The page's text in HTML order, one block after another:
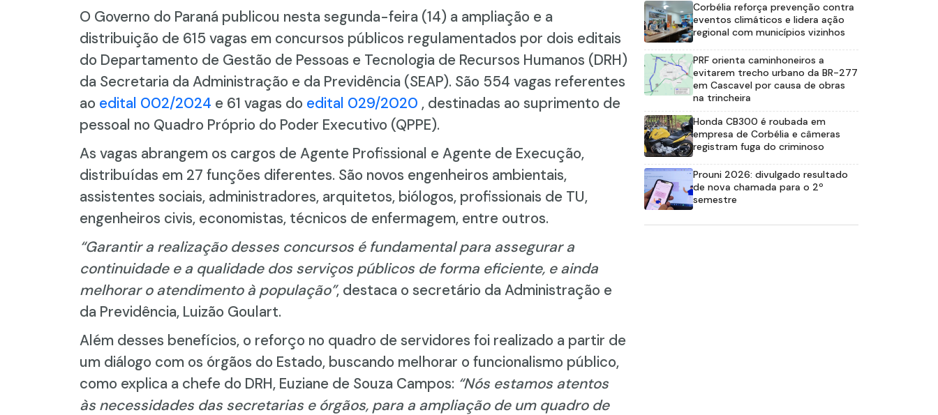
O Governo do Paraná publicou nesta segunda-feira (14) a ampliação e a
distribuição de 615 vagas em concursos públicos regulamentados por dois editais
do Departamento de Gestão de Pessoas e Tecnologia de Recursos Humanos (DRH)
da Secretaria da Administração e da Previdência (SEAP). São 554 vagas referentes
ao edital 002/2024 e 61 vagas do edital 029/2020 , destinadas ao suprimento de
pessoal no Quadro Próprio do Poder Executivo (QPPE).
As vagas abrangem os cargos de Agente Profissional e Agente de Execução,
distribuídas em 27 funções diferentes. São novos engenheiros ambientais,
assistentes sociais, administradores, arquitetos, biólogos, profissionais de TU,
engenheiros civis, economistas, técnicos de enfermagem, entre outros.
“Garantir a realização desses concursos é fundamental para assegurar a
continuidade e a qualidade dos serviços públicos de forma eficiente, e ainda
melhorar o atendimento à população”, destaca o secretário da Administração e
da Previdência, Luizão Goulart.
Além desses benefícios, o reforço no quadro de servidores foi realizado a partir de
um diálogo com os órgãos do Estado, buscando melhorar o funcionalismo público,
como explica a chefe do DRH, Euziane de Souza Campos: “Nós estamos atentos
às necessidades das secretarias e órgãos, para a ampliação de um quadro de
Corbélia reforça prevenção contra
eventos climáticos e lidera ação
regional com municípios vizinhos
PRF orienta caminhoneiros a
evitarem trecho urbano da BR-277
em Cascavel por causa de obras
na trincheira
Honda CB300 é roubada em
empresa de Corbélia e câmeras
registram fuga do criminoso
Prouni 2026: divulgado resultado
de nova chamada para o 2º
semestre